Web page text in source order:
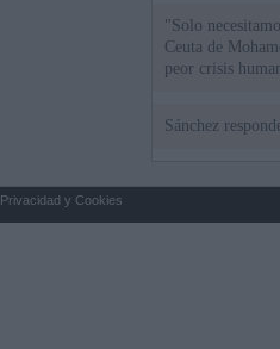
"Solo
Ceuta de
peor crisis
Sánchez
Privacidad y Cookies